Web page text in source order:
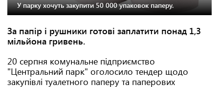
У парку хочуть закупити 50 000 упаковок паперу.
За папір і рушники готові заплатити понад 1,3
мільйона гривень.
20 серпня комунальне підприємство
"Центральний парк" оголосило тендер щодо
закупівлі туалетного паперу та паперових